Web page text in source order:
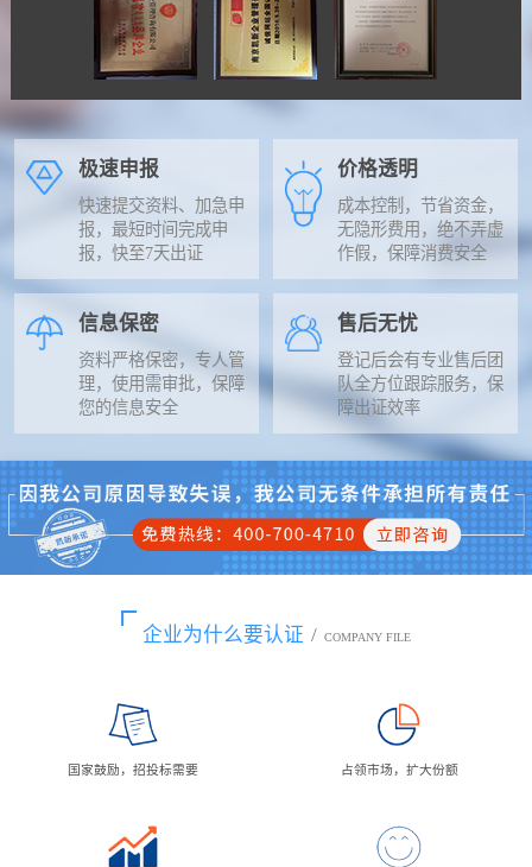
极速申报
快速提交资料、加急申
报，最短时间完成申
报，快至7天出证
价格透明
成本控制，节省资金，
无隐形费用，绝不弄虚
作假，保障消费安全
信息保密
资料严格保密，专人管
理，使用需审批，保障
您的信息安全
售后无忧
登记后会有专业售后团
队全方位跟踪服务，保
障出证效率
企业为什么要认证 / COMPANY FILE
国家鼓励，招投标需要 占领市场，扩大份额